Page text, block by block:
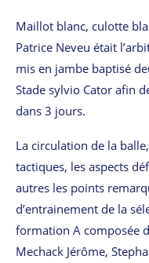
Maillot blanc, culotte
Patrice Neveu était
mis en jambe baptisé
Stade sylvio Cator afin
dans 3 jours.
La circulation de la
tactiques, les aspects
autres les points
d’entrainement de la
formation A composée
Mechack Jérôme,